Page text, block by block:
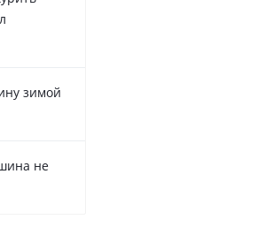
зимой
не